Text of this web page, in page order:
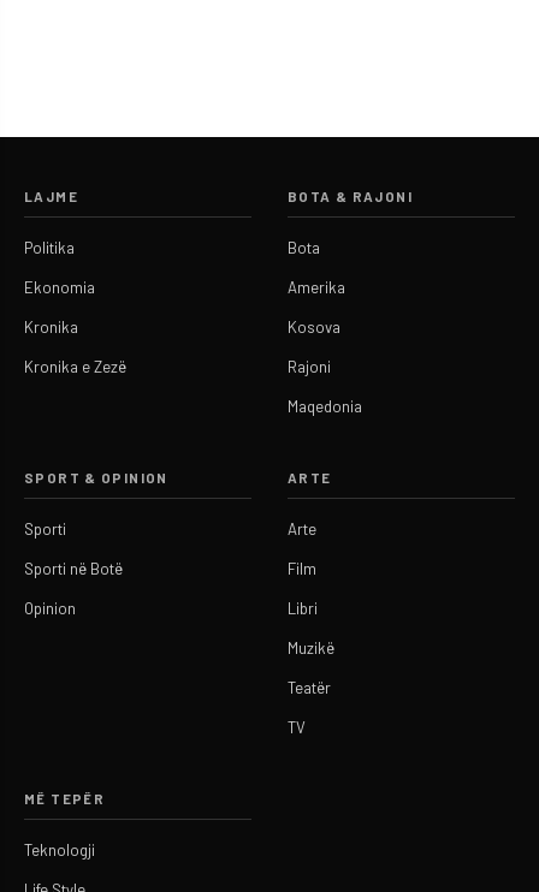
LAJME
Politika
Ekonomia
Kronika
Kronika e Zezë
BOTA & RAJONI
Bota
Amerika
Kosova
Rajoni
Maqedonia
SPORT & OPINION
Sporti
Sporti në Botë
Opinion
ARTE
Arte
Film
Libri
Muzikë
Teatër
TV
MË TEPËR
Teknologji